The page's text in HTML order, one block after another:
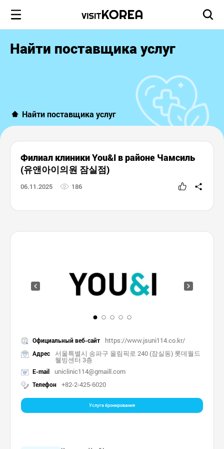
Найти поставщика услуг
Найти поставщика услуг
Филиал клиники You&I в районе Чамсиль
(유앤아이의원 잠실점)
06.11.2025 186
Официальный веб-сайт https://www.jsuni114.co.kr/
Адрес 서울특별시 송파구 올림픽로 240 (잠실동) 롯데월드
웰빙센터 3층
E-mail uniclinic114@gmaill.com
Телефон +82-2-425-6020
Услуга бронирования